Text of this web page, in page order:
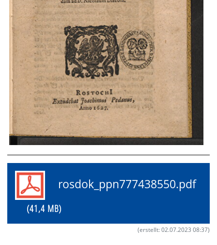
rosdok_ppn777438550.pdf
(41,4 MB)
(erstellt: 02.07.2023 08:37)